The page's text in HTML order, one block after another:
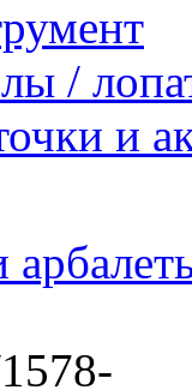
/
и